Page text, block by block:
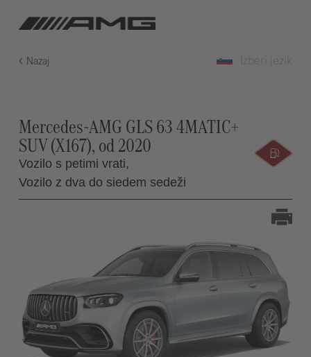
Nazaj
Mercedes-AMG GLS 63 4MATIC+
SUV (X167), od 2020
Vozilo s petimi vrati,
Vozilo z dva do siedem sedeži